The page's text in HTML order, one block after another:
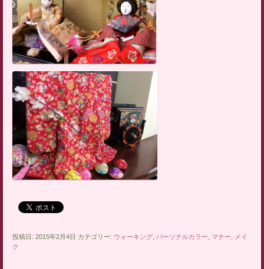
投稿日: 2015年2月4日 カテゴリー: ウォーキング パーソナルカラー マナー
メイ
ク